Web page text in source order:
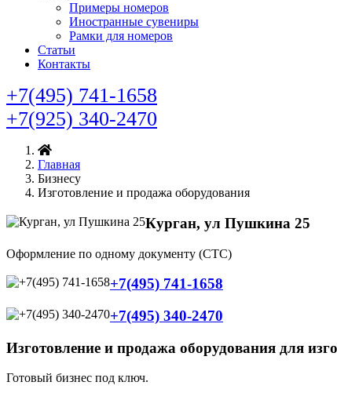
Примеры номеров
Иностранные сувениры
Рамки для номеров
Статьи
Контакты
+7(495) 741-1658
+7(925) 340-2470
Главная
Бизнесу
Изготовление и продажа оборудования
Курган, ул Пушкина 25
Оформление по одному документу (СТС)
+7(495) 741-1658
+7(495) 340-2470
Изготовление и продажа оборудования для
Готовый бизнес под ключ.